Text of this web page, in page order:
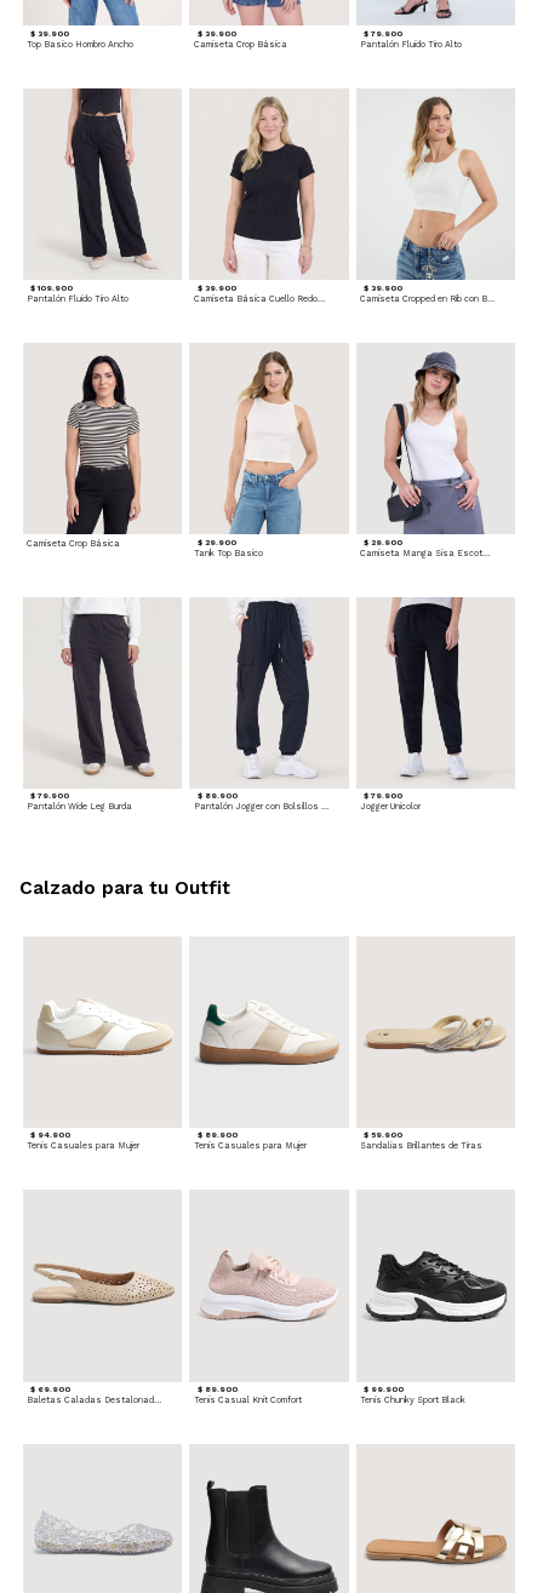
$ 39.900
Top Basico Hombro Ancho
$ 39.900
Camiseta Crop Básica
$ 79.900
Pantalón Fluido Tiro Alto
$ 109.900
Pantalón Fluido Tiro Alto
$ 39.900
Camiseta Básica Cuello Redondo
$ 39.900
Camiseta Cropped en Rib con Botones
Camiseta Crop Básica $ 29.900
Tank Top Basico
$ 29.900
$ 79.900
Pantalón Wide Leg Burda
$ 89.900
Pantalón Jogger con Bolsillos Cargo
$ 79.900
Jogger Unicolor
$ 94.900
Tenis Casuales para Mujer
$ 89.900
Tenis Casuales para Mujer
$ 59.900
Sandalias Brillantes de Tiras
$ 69.900
Baletas Caladas Destalonadas
$ 89.900
Tenis Casual Knit Comfort
$ 99.900
Tenis Chunky Sport Black
Calzado para tu Outfit